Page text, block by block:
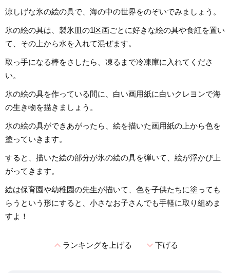
涼しげな氷の絵の具で、海の中の世界をのぞいでみましょう。
氷の絵の具は、製氷皿の1区画ごとに好きな絵の具や食紅を置い
て、その上から水を入れて混ぜます。
取っ手になる棒をさしたら、凍るまで冷凍庫に入れてくださ
い。
氷の絵の具を作っている間に、白い画用紙に白いクレヨンで海
の生き物を描きましょう。
氷の絵の具ができあがったら、絵を描いた画用紙の上から色を
塗っていきます。
すると、描いた絵の部分が氷の絵の具を弾いて、絵が浮かび上
がってきます。
絵は保育園や幼稚園の先生が描いて、色を子供たちに塗っても
らうという形にすると、小さなお子さんでも手軽に取り組めま
すよ！
expand_lessランキングを上げる expand_more下げる